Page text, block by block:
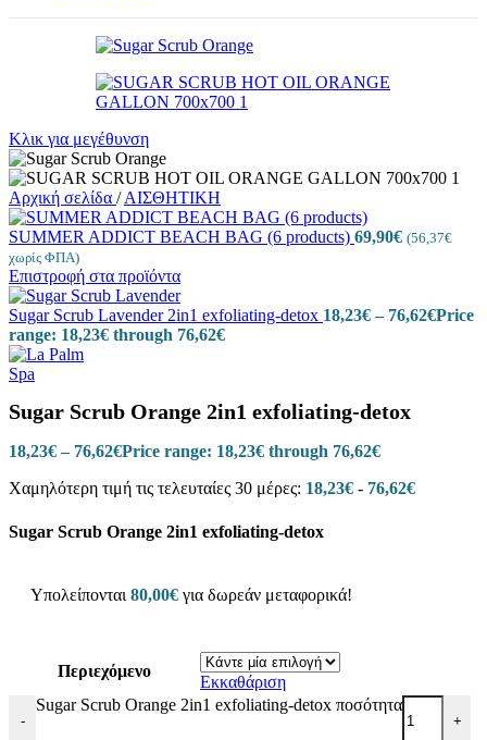
Κλικ για μεγέθυνση
Αρχική σελίδα / ΑΙΣΘΗΤΙΚΗ
SUMMER ADDICT BEACH BAG (6 products) 69,90€ (56,37€
χωρίς ΦΠΑ)
Επιστροφή στα προϊόντα
Sugar Scrub Lavender 2in1 exfoliating-detox 18,23€ – 76,62€Price
range: 18,23€ through 76,62€
Sugar Scrub Orange 2in1 exfoliating-detox
18,23€ – 76,62€Price range: 18,23€ through 76,62€
Χαμηλότερη τιμή τις τελευταίες 30 μέρες: 18,23€ - 76,62€
Sugar Scrub Orange 2in1 exfoliating-detox
Υπολείπονται 80,00€ για δωρεάν μεταφορικά!
Περιεχόμενο
Εκκαθάριση
-
Sugar Scrub Orange 2in1 exfoliating-detox ποσότητα
+